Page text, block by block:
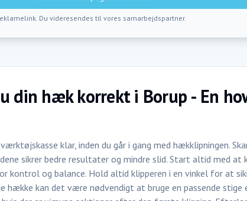
Du videresendes til vores samarbejdspartner.
din hæk korrekt i Borup - En
klar, inden du går i gang med hækklipningen.
sikrer bedre resultater og mindre slid. Start altid med at
kontrol og balance. Hold altid klipperen i en vinkel for at
hække kan det være nødvendigt at bruge en passende stige